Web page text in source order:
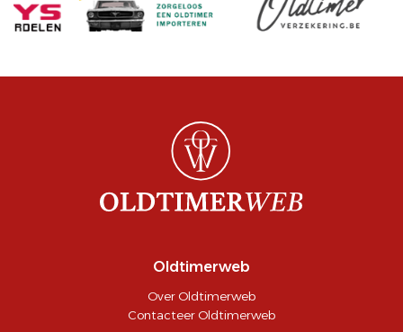
Oldtimerweb
Over Oldtimerweb
Contacteer Oldtimerweb